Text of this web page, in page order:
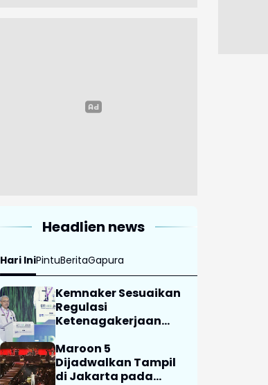
Headlien news
Hari IniPintuBeritaGapura
Kemnaker Sesuaikan
Regulasi
Ketenagakerjaan
Dunia Kerja
Maroon 5
Dijadwalkan Tampil
di Jakarta pada